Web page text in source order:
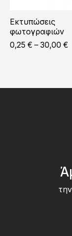
Εκτυπώσεις
φωτογραφιών
0,25 € – 30,00 €